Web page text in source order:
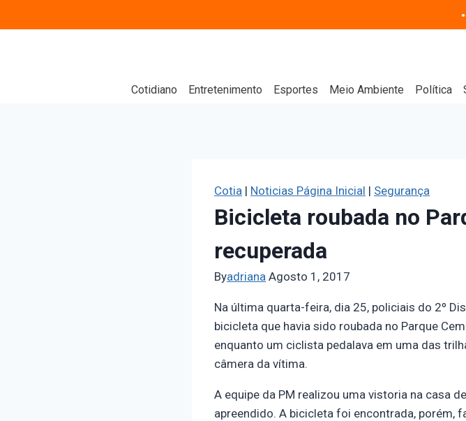
Siga
Cotidiano Entretenimento Esportes Meio Ambiente Política
Cotia | Noticias Página Inicial | Segurança
Bicicleta roubada no
recuperada
Byadriana Agosto 1, 2017
Na última quarta-feira, dia 25, policiais do 2º
bicicleta que havia sido roubada no Parque
enquanto um ciclista pedalava em uma das
câmera da vítima.
A equipe da PM realizou uma vistoria na casa
apreendido. A bicicleta foi encontrada, porém,